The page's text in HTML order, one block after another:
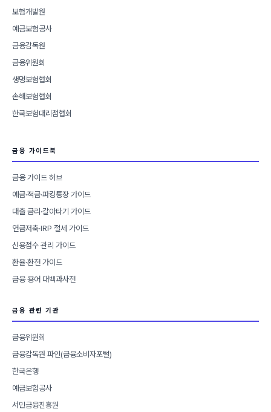
보험개발원
예금보험공사
금융감독원
금융위원회
생명보험협회
손해보험협회
한국보험대리점협회
금융 가이드북
금융 가이드 허브
예금·적금·파킹통장 가이드
대출 금리·갈아타기 가이드
연금저축·IRP 절세 가이드
신용점수 관리 가이드
환율·환전 가이드
금융 용어 대백과사전
금융 관련 기관
금융위원회
금융감독원 파인(금융소비자포털)
한국은행
예금보험공사
서민금융진흥원